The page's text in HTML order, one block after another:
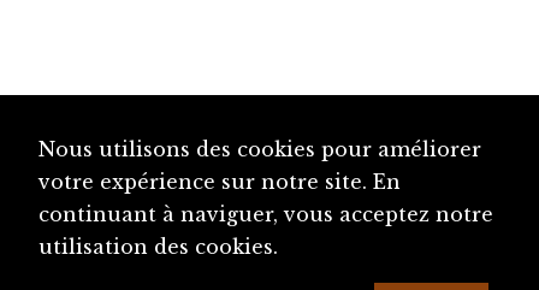
Nous utilisons des cookies pour améliorer
votre expérience sur notre site. En
continuant à naviguer, vous acceptez notre
utilisation des cookies.